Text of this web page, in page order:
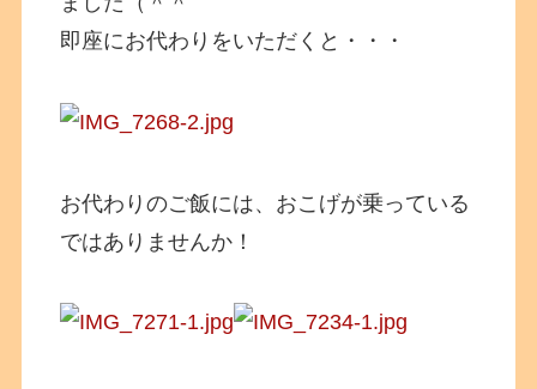
即座にお代わりをいただくと・・・
お代わりのご飯には、おこげが乗っている
ではありませんか！